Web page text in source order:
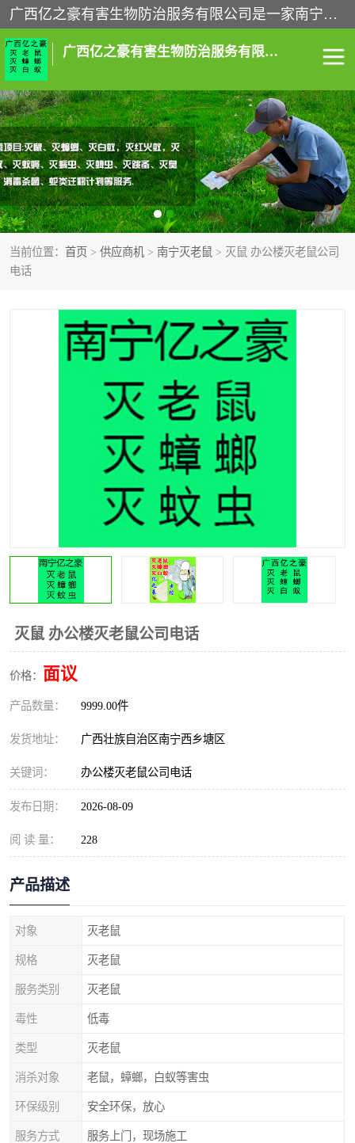
广西亿之豪有害生物防治服务有限公司是一家南宁灭鼠公司、灭蟑螂公司，南宁杀虫公司，南宁除虫公司，南宁灭跳蚤公司，南宁灭白蚁公司，南宁除四害公司,广西亿之豪有害生物防治服务有限公司专业灭蟑螂,除臭虫,其他害虫,服务上门,安全环保,售后保障,一次消杀，竭诚为您服务.
广西亿之豪有害生物防治服务有限公司
当前位置： 首页 > 供应商机 > 南宁灭老鼠 > 灭鼠 办公楼灭老鼠公司
电话
灭鼠 办公楼灭老鼠公司电话
价格： 面议
产品数量： 9999.00件
发货地址： 广西壮族自治区南宁西乡塘区
关键词： 办公楼灭老鼠公司电话
发布日期： 2026-08-09
阅 读 量： 228
产品描述
对象 灭老鼠
规格 灭老鼠
服务类别 灭老鼠
毒性 低毒
类型 灭老鼠
消杀对象 老鼠，蟑螂，白蚁等害虫
环保级别 安全环保，放心
服务方式 服务上门，现场施工
南宁灭白蚁 南宁灭老鼠
南宁灭蟑螂 南宁杀虫
南宁除四害 南宁消杀
南宁除虫公司